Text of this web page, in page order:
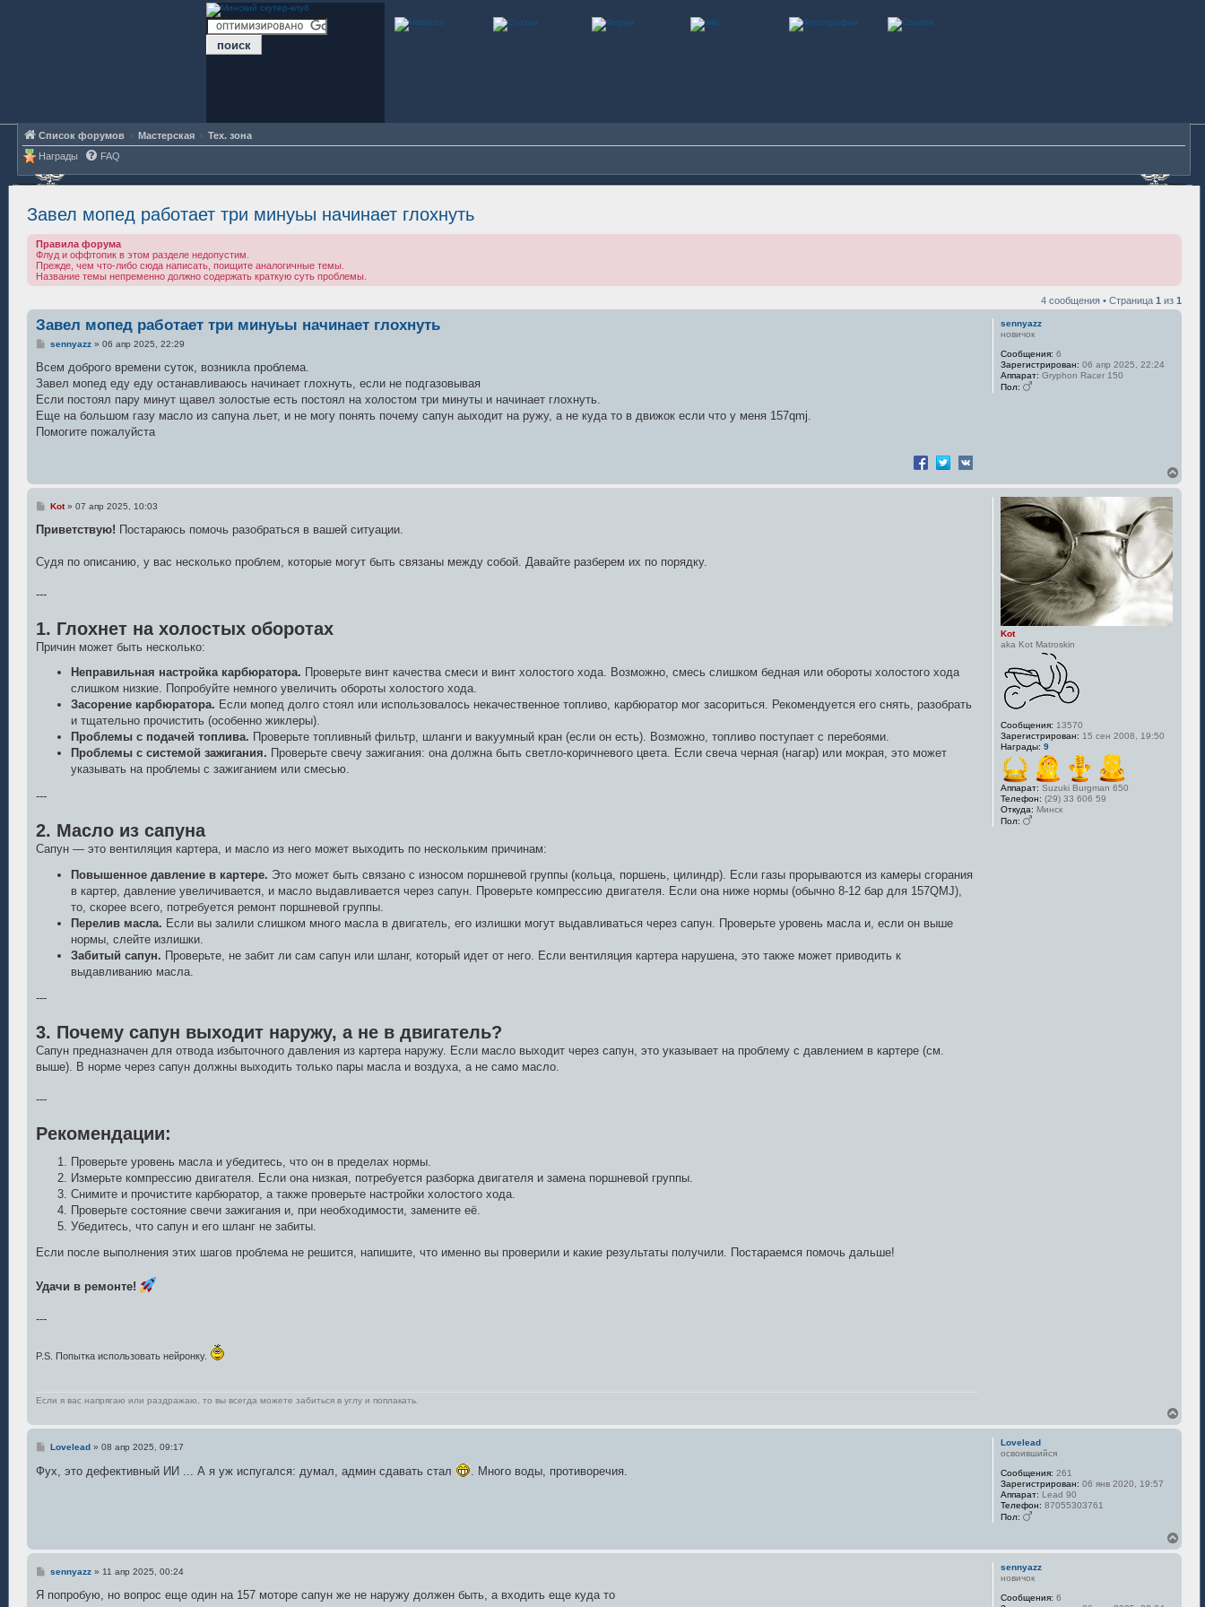
Список форумов Мастерская
Тех. зона
Награды
FAQ
Завел мопед работает три минуьы начинает глохнуть
Правила форума
Флуд и оффтопик в этом разделе недопустим.
Прежде, чем что-либо сюда написать, поищите аналогичные темы.
Название темы непременно должно содержать краткую суть проблемы.
4 сообщения • Страница 1 из 1
sennyazz
новичок
Сообщения: 6
Зарегистрирован: 06 апр 2025, 22:24
Аппарат: Gryphon Racer 150
Пол:
Завел мопед работает три минуьы начинает глохнуть
С
о
щ
е
и
е
sennyazz» 06 апр 2025, 22:29
Всем доброго времени суток, возникла проблема.
Завел мопед еду еду останавливаюсь начинает глохнуть, если не подгазовывая
Если постоял пару минут щавел золостые есть постоял на холостом три минуты и начинает глохнуть.
Еще на большом газу масло из сапуна льет, и не могу понять почему сапун аыходит на ружу, а не куда то в движок если что у меня 157qmj.
Помогите пожалуйста
Kot
aka Kot Matroskin
Сообщения: 13570
Зарегистрирован: 15 сен 2008, 19:50
Награды: 9
Аппарат: Suzuki Burgman 650
Телефон: (29) 33 606 59
Откуда: Минск
Пол:
С
о
б
е
н
Kot» 07 апр 2025, 10:03
Приветствую! Постараюсь помочь разобраться в вашей ситуации.
Судя по описанию, у вас несколько проблем, которые могут быть связаны между собой. Давайте разберем их по порядку.
---
1. Глохнет на холостых оборотах
Причин может быть несколько:
Неправильная настройка карбюратора. Проверьте винт качества смеси и винт холостого хода. Возможно, смесь слишком бедная или обороты холостого хода
слишком низкие. Попробуйте немного увеличить обороты холостого хода.
Засорение карбюратора. Если мопед долго стоял или использовалось некачественное топливо, карбюратор мог засориться. Рекомендуется его снять, разобрать
и тщательно прочистить (особенно жиклеры).
Проблемы с подачей топлива. Проверьте топливный фильтр, шланги и вакуумный кран (если он есть). Возможно, топливо поступает с перебоями.
Проблемы с системой зажигания. Проверьте свечу зажигания: она должна быть светло-коричневого цвета. Если свеча черная (нагар) или мокрая, это может
указывать на проблемы с зажиганием или смесью.
---
2. Масло из сапуна
Сапун — это вентиляция картера, и масло из него может выходить по нескольким причинам:
Повышенное давление в картере. Это может быть связано с износом поршневой группы (кольца, поршень, цилиндр). Если газы прорываются из камеры сгорания
в картер, давление увеличивается, и масло выдавливается через сапун. Проверьте компрессию двигателя. Если она ниже нормы (обычно 8-12 бар для 157QMJ),
то, скорее всего, потребуется ремонт поршневой группы.
Перелив масла. Если вы залили слишком много масла в двигатель, его излишки могут выдавливаться через сапун. Проверьте уровень масла и, если он выше
нормы, слейте излишки.
Забитый сапун. Проверьте, не забит ли сам сапун или шланг, который идет от него. Если вентиляция картера нарушена, это также может приводить к
выдавливанию масла.
---
3. Почему сапун выходит наружу, а не в двигатель?
Сапун предназначен для отвода избыточного давления из картера наружу. Если масло выходит через сапун, это указывает на проблему с давлением в картере (см.
выше). В норме через сапун должны выходить только пары масла и воздуха, а не само масло.
---
Рекомендации:
Проверьте уровень масла и убедитесь, что он в пределах нормы.
Измерьте компрессию двигателя. Если она низкая, потребуется разборка двигателя и замена поршневой группы.
Снимите и прочистите карбюратор, а также проверьте настройки холостого хода.
Проверьте состояние свечи зажигания и, при необходимости, замените её.
Убедитесь, что сапун и его шланг не забиты.
Если после выполнения этих шагов проблема не решится, напишите, что именно вы проверили и какие результаты получили. Постараемся помочь дальше!
Удачи в ремонте!
---
P.S. Попытка использовать нейронку.
Если я вас напрягаю или раздражаю, то вы всегда можете забиться в углу и поплакать.
Lovelead
освоившийся
Сообщения: 261
Зарегистрирован: 06 янв 2020, 19:57
Аппарат: Lead 90
Телефон: 87055303761
Пол:
С
о
б
Lovelead» 08 апр 2025, 09:17
Фух, это дефективный ИИ ... А я уж испугался: думал, админ сдавать стал . Много воды, противоречия.
sennyazz
новичок
Сообщения: 6
С
о
sennyazz» 11 апр 2025, 00:24
Я попробую, но вопрос еще один на 157 моторе сапун же не наружу должен быть, а входить еще куда то